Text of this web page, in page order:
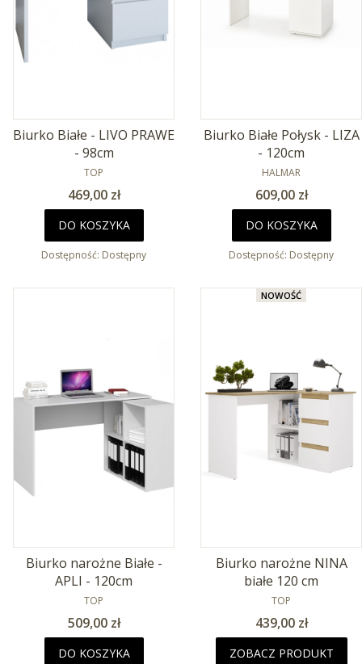
Biurko Białe - LIVO PRAWE
- 98cm
PRODUCENT
TOP
Cena
469,00 zł
DO KOSZYKA
Dostępność: Dostępny
Biurko Białe Połysk - LIZA
- 120cm
PRODUCENT
HALMAR
Cena
609,00 zł
DO KOSZYKA
Dostępność: Dostępny
Biurko narożne Białe -
APLI - 120cm
PRODUCENT
TOP
Cena
509,00 zł
DO KOSZYKA
NOWOŚĆ
Biurko narożne NINA
białe 120 cm
PRODUCENT
TOP
Cena
439,00 zł
ZOBACZ PRODUKT